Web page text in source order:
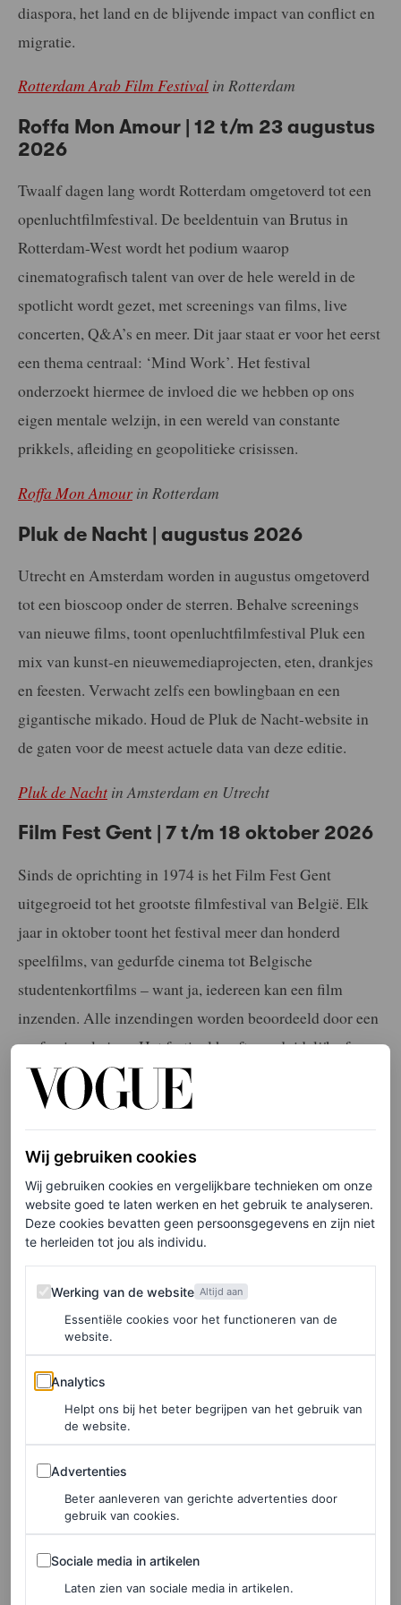
diaspora, het land en de blijvende impact van conflict en
migratie.
Rotterdam Arab Film Festival in Rotterdam
Roffa Mon Amour | 12 t/m 23 augustus
2026
Twaalf dagen lang wordt Rotterdam omgetoverd tot een
openluchtfilmfestival. De beeldentuin van Brutus in
Rotterdam-West wordt het podium waarop
cinematografisch talent van over de hele wereld in de
spotlicht wordt gezet, met screenings van films, live
concerten, Q&A’s en meer. Dit jaar staat er voor het eerst
een thema centraal: ‘Mind Work’. Het festival
onderzoekt hiermee de invloed die we hebben op ons
eigen mentale welzijn, in een wereld van constante
prikkels, afleiding en geopolitieke crisissen.
Roffa Mon Amour in Rotterdam
Pluk de Nacht | augustus 2026
Utrecht en Amsterdam worden in augustus omgetoverd
tot een bioscoop onder de sterren. Behalve screenings
van nieuwe films, toont openluchtfilmfestival Pluk een
mix van kunst-en nieuwemediaprojecten, eten, drankjes
en feesten. Verwacht zelfs een bowlingbaan en een
gigantische mikado. Houd de Pluk de Nacht-website in
de gaten voor de meest actuele data van deze editie.
Pluk de Nacht in Amsterdam en Utrecht
Film Fest Gent | 7 t/m 18 oktober 2026
Sinds de oprichting in 1974 is het Film Fest Gent
uitgegroeid tot het grootste filmfestival van België. Elk
jaar in oktober toont het festival meer dan honderd
speelfilms, van gedurfde cinema tot Belgische
studentenkortfilms – want ja, iedereen kan een film
inzenden. Alle inzendingen worden beoordeeld door een
professionele jury. Het festival heeft een duidelijke focus:
de ‘impact van muziek op film’. Het festival host tevens
de World Soundtrack Awards, een hoogtepunt voor
componisten en filmmusici van over de hele wereld.
Film Fest Gentin Gent
International Documentary Film
Festival Amsterdam | 12 t/m 22
’s Werelds grootste documentairefilmfestival wordt al
sinds 1988 jaarlijks in Amsterdam gehost. Elf dagen lang
presenteert het IDFA documentaires, talks met
filmmakers enindustry events. Dit festival vraagt
aandacht voor belangrijke, onderbelichte
maatschappelijke kwesties, met documentaires als
activistische spreekbuis. Ontdek nieuwe perspectieven,
laat je meeslepen door verhalen van over de hele wereld
en ontmoet wereldberoemde makers die hun passie
Wij gebruiken cookies
Wij gebruiken cookies en vergelijkbare technieken om onze
website goed te laten werken en het gebruik te analyseren.
Deze cookies bevatten geen persoonsgegevens en zijn niet
te herleiden tot jou als individu.
Werking van de website
Werking van de website Altijd aan
Essentiële cookies voor het functioneren van de
website.
Analytics
Analytics
Helpt ons bij het beter begrijpen van het gebruik van
de website.
Advertenties
Advertenties
Beter aanleveren van gerichte advertenties door
gebruik van cookies.
Sociale media in artikelen
Sociale media in artikelen
Laten zien van sociale media in artikelen.